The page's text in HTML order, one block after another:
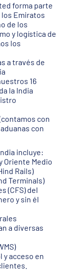
forma parte
los Emiratos
de los
y logística de
los
a través de
16
la India
con
con
incluye:
Oriente Medio
Rails)
Terminals)
(CFS) del
y sin él
a diversas
y acceso en